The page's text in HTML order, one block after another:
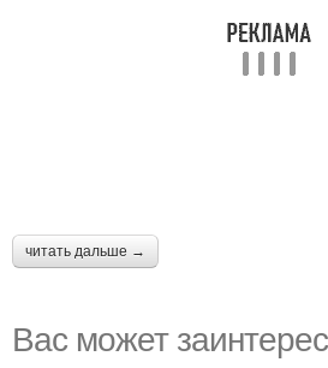
читать дальше →
Вас может